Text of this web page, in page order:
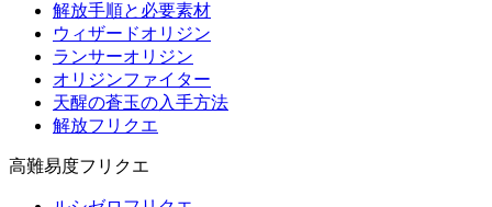
解放手順と必要素材
ウィザードオリジン
ランサーオリジン
オリジンファイター
天醒の蒼玉の入手方法
解放フリクエ
高難易度フリクエ